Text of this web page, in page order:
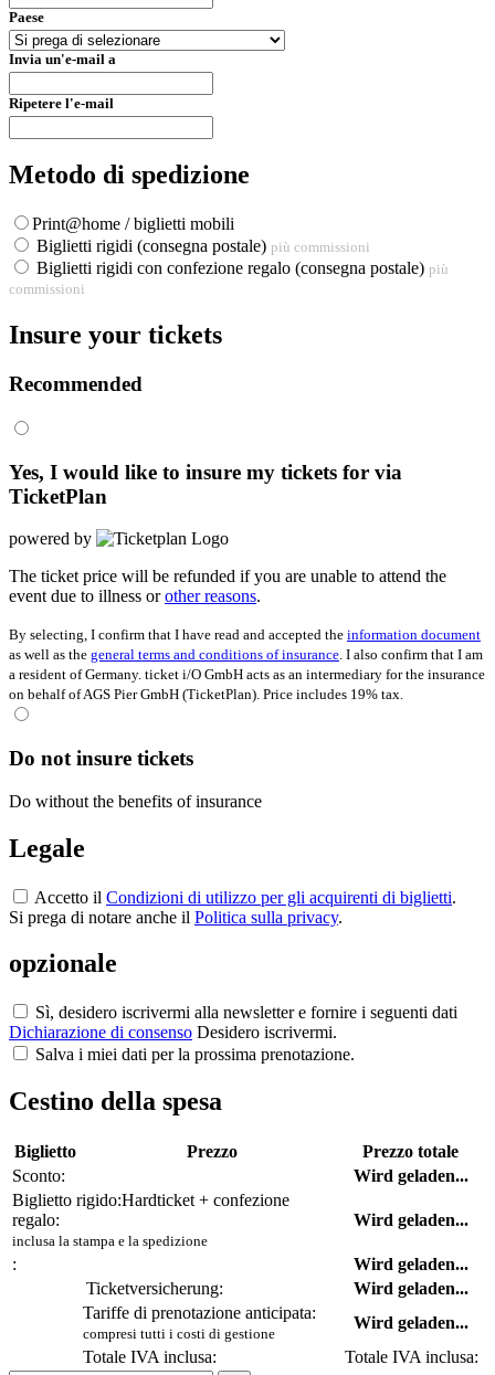
Paese
Invia un'e-mail a
Ripetere l'e-mail
Metodo di spedizione
Print@home / biglietti mobili
Biglietti rigidi (consegna postale) più commissioni
Biglietti rigidi con confezione regalo (consegna postale) più
commissioni
Insure your tickets
Recommended
Yes, I would like to insure my tickets for via
TicketPlan
powered by
The ticket price will be refunded if you are unable to attend the
event due to illness orother reasons.
By selecting, I confirm that I have read and accepted the information document
as well as the general terms and conditions of insurance. I also confirm that I am
a resident of Germany. ticket i/O GmbH acts as an intermediary for the insurance
on behalf of AGS Pier GmbH (TicketPlan). Price includes 19% tax.
Do not insure tickets
Do without the benefits of insurance
Legale
Accetto il Condizioni di utilizzo per gli acquirenti di biglietti.
Si prega di notare anche il Politica sulla privacy.
opzionale
Sì, desidero iscrivermi alla newsletter e fornire i seguenti dati
Dichiarazione di consenso Desidero iscrivermi.
Salva i miei dati per la prossima prenotazione.
Cestino della spesa
Biglietto Prezzo
Prezzo totale
Sconto:
Wird geladen...
Biglietto rigido:Hardticket + confezione
regalo:
inclusa la stampa e la spedizione
Wird geladen...
:
Wird geladen...
Ticketversicherung:
Wird geladen...
Tariffe di prenotazione anticipata:
compresi tutti i costi di gestione
Wird geladen...
Totale IVA inclusa:
Totale IVA inclusa: